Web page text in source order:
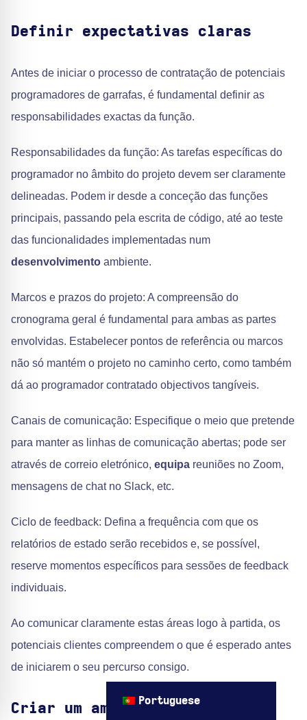
Definir expectativas claras
Antes de iniciar o processo de contratação de potenciais
programadores de garrafas, é fundamental definir as
responsabilidades exactas da função.
Responsabilidades da função: As tarefas específicas do
programador no âmbito do projeto devem ser claramente
delineadas. Podem ir desde a conceção das funções
principais, passando pela escrita de código, até ao teste
das funcionalidades implementadas num
desenvolvimento ambiente.
Marcos e prazos do projeto: A compreensão do
cronograma geral é fundamental para ambas as partes
envolvidas. Estabelecer pontos de referência ou marcos
não só mantém o projeto no caminho certo, como também
dá ao programador contratado objectivos tangíveis.
Canais de comunicação: Especifique o meio que pretende
para manter as linhas de comunicação abertas; pode ser
através de correio eletrónico, equipa reuniões no Zoom,
mensagens de chat no Slack, etc.
Ciclo de feedback: Defina a frequência com que os
relatórios de estado serão recebidos e, se possível,
reserve momentos específicos para sessões de feedback
individuais.
Ao comunicar claramente estas áreas logo à partida, os
potenciais clientes compreendem o que é esperado antes
de iniciarem o seu percurso consigo.
Criar um ambiente de trabalho
Portuguese